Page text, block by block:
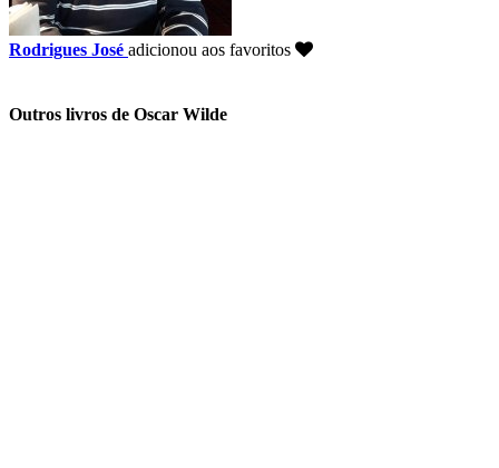
Rodrigues José adicionou aos favoritos
Outros livros de Oscar Wilde